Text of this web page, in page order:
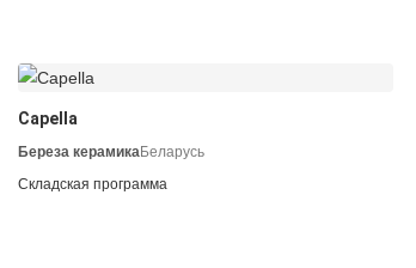
Capella
Береза керамикаБеларусь
Складская программа